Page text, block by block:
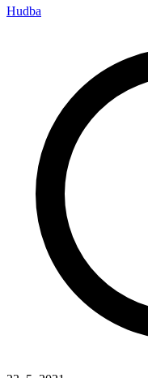
Hudba